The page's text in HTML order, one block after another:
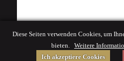
Diese Seiten verwenden Cookies, um
bieten. Weitere
Ich akzeptiere Cookies